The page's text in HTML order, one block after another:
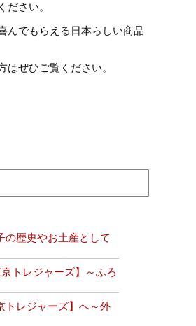
ださい。
んでもらえる日本らしい商品
ぜひご覧ください。
歴史やお土産として
トレジャーズ】～ふろ
レジャーズ】へ～外